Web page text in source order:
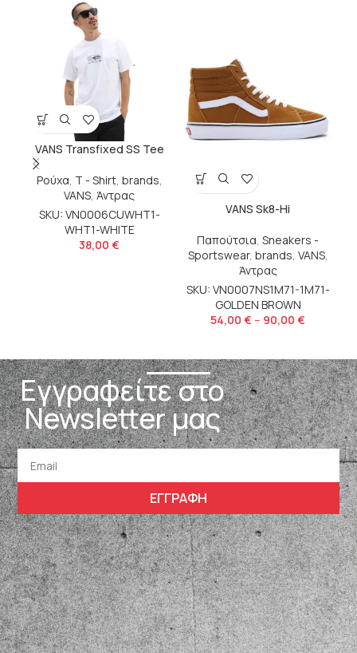
VANS Transfixed SS Tee
Ρούχα, T - Shirt, brands,
VANS, Άντρας
SKU: VN0006CUWHT1-
WHT1-WHITE
38,00 €
VANS Sk8-Hi
Παπούτσια, Sneakers -
Sportswear, brands, VANS,
Άντρας
SKU: VN0007NS1M71-1M71-
GOLDEN BROWN
54,00 € – 90,00 €
Εγγραφείτε στο
Newsletter μας
ΕΓΓΡΑΦΗ